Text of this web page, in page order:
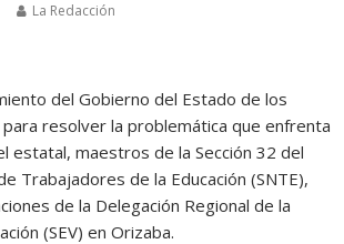
La Redacción
del Gobierno del Estado de los
resolver la problemática que enfrenta
estatal, maestros de la Sección 32 del
Trabajadores de la Educación (SNTE),
de la Delegación Regional de la
(SEV) en Orizaba.